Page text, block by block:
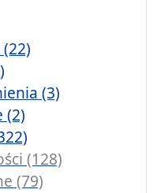
(3)
(2)
(128)
(79)